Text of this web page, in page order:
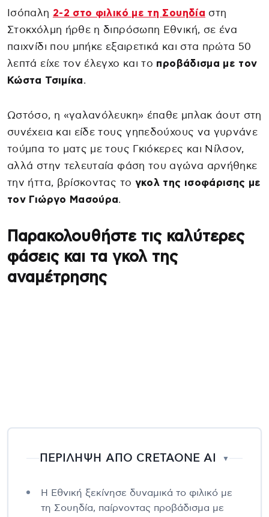
Ισόπαλη 2-2 στο φιλικό με τη Σουηδία στη
Στοκχόλμη ήρθε η διπρόσωπη Εθνική, σε ένα
παιχνίδι που μπήκε εξαιρετικά και στα πρώτα 50
λεπτά είχε τον έλεγχο και το προβάδισμα με τον
Κώστα Τσιμίκα.
Ωστόσο, η «γαλανόλευκη» έπαθε μπλακ άουτ στη
συνέχεια και είδε τους γηπεδούχους να γυρνάνε
τούμπα το ματς με τους Γκιόκερες και Νίλσον,
αλλά στην τελευταία φάση του αγώνα αρνήθηκε
την ήττα, βρίσκοντας το γκολ της ισοφάρισης με
τον Γιώργο Μασούρα.
Παρακολουθήστε τις καλύτερες
φάσεις και τα γκολ της
αναμέτρησης
ΠΕΡΙΛΗΨΗ ΑΠΟ CRETAONE AI ▼
Η Εθνική ξεκίνησε δυναμικά το φιλικό με
τη Σουηδία, παίρνοντας προβάδισμα με